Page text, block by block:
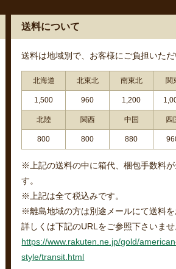
送料について
送料は地域別で、お客様にご負担いただ
北海道 北東北 南東北 関
1,500 960 1,200
北陸 関西 中国 四
800 800 880
※上記の送料の中に箱代、梱包手数料が
す。
※上記は全て税込みです。
※離島地域の方は別途メールにて送料を
詳しくは下記のURLをご参照下さいませ
https://www.rakuten.ne.jp/gold/
style/transit.html